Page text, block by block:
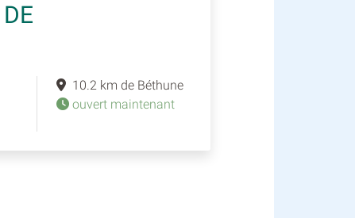
10.2 km de Béthune
ouvert maintenant